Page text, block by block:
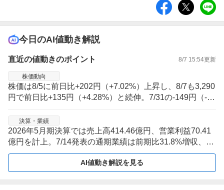
ア
今日のAI値動き解説
直近の値動きのポイント 8/7 15:54更新
株価動向
株価は8/5に前日比+202円（+7.02%）上昇し、8/7も3,290
円で前日比+135円（+4.28%）と続伸。7/31の-149円（-5.
局面。
決算・業績
2026年5月期決算では売上高414.46億円、営業利益70.41
億円を計上。7/14発表の通期業績は前期比31.8%増収、15
8.1%営業増益で、上場後の業績確認が続く局面。
AI値動き解説を見る